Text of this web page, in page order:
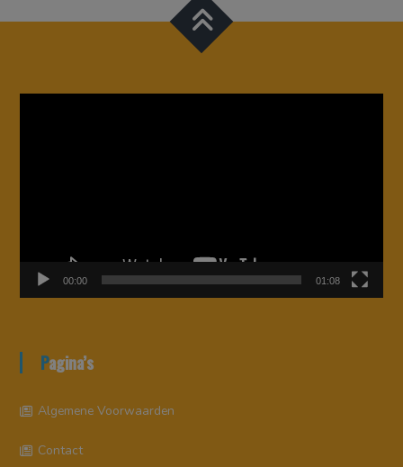
00:00 01:08
Pagina’s
Algemene Voorwaarden
Contact